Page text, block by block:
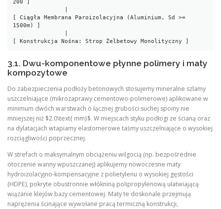
200 ]
[ Ciągła Membrana Paroizolacyjna (Aluminium, Sd >=
1500m) ]
3.1. Dwu-komponentowe płynne polimery i maty
kompozytowe
Do zabezpieczenia podłoży betonowych stosujemy mineralne szlamy
uszczelniające (mikrozaprawy cementowo-polimerowe) aplikowane w
minimum dwóch warstwach o łącznej grubości suchej spoiny nie
mniejszej niż $2.0\text{ mm}$. W miejscach styku podłogi ze ścianą oraz
na dylatacjach wtapiamy elastomerowe taśmy uszczelniające o wysokiej
rozciągliwości poprzecznej.
W strefach o maksymalnym obciążeniu wilgocią (np. bezpośrednie
otoczenie wanny wpuszczanej) aplikujemy nowoczesne maty
hydroizolacyjno-kompensacyjne z polietylenu o wysokiej gęstości
(HDPE), pokryte obustronnie włókniną polipropylenową ułatwiającą
wiązanie klejów bazy cementowej. Maty te doskonale przejmują
naprężenia ścinające wywołane pracą termiczną konstrukcji,